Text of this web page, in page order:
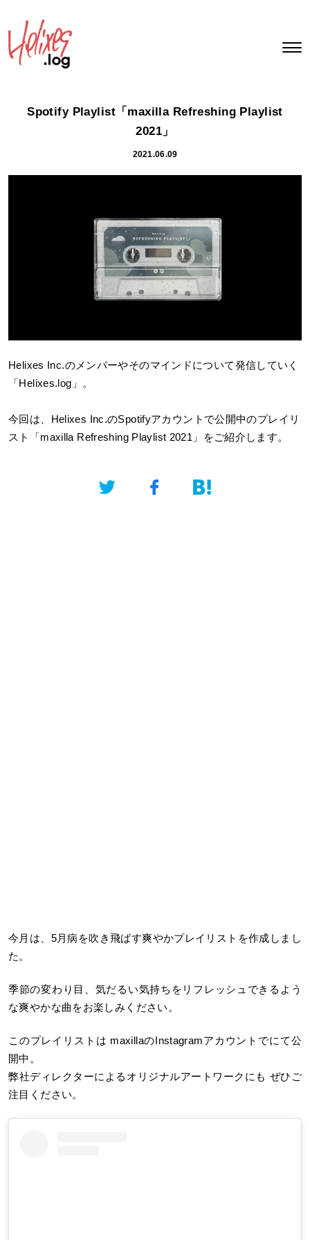
Spotify Playlist「maxilla Refreshing Playlist
2021」
2021.06.09
Helixes Inc.のメンバーやそのマインドについて発信していく
「Helixes.log」。
今回は、Helixes Inc.のSpotifyアカウントで公開中のプレイリ
スト「maxilla Refreshing Playlist 2021」をご紹介します。
今月は、5月病を吹き飛ばす爽やかプレイリストを作成しまし
た。
季節の変わり目、気だるい気持ちをリフレッシュできるよう
な爽やかな曲をお楽しみください。
このプレイリストは maxillaのInstagramアカウントでにて公
開中。
弊社ディレクターによるオリジナルアートワークにも ぜひご
注目ください。